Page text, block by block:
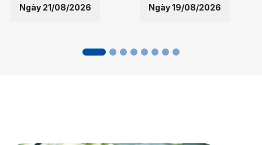
nghiệp quốc tế
Ngày 19/08/2026
triển lãm tại ga Metro
Ngày 15/08/2026